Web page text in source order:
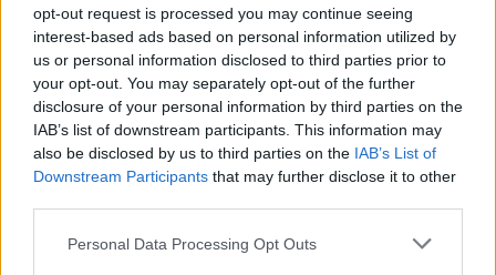
opt-out request is processed you may continue seeing
interest-based ads based on personal information utilized by
us or personal information disclosed to third parties prior to
your opt-out. You may separately opt-out of the further
disclosure of your personal information by third parties on the
IAB’s list of downstream participants. This information may
also be disclosed by us to third parties on the IAB’s List of
Downstream Participants that may further disclose it to other
Personal Data Processing Opt Outs